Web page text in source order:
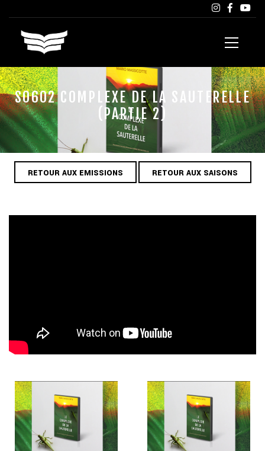
S0602 COMPLEXE DE LA SAUTERELLE
(PARTIE 2)
RETOUR AUX EMISSIONS RETOUR AUX SAISONS